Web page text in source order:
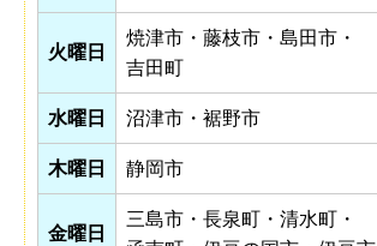
火曜日
焼津市・藤枝市・島田市・
吉田町
水曜日 沼津市・裾野市
木曜日 静岡市
金曜日
三島市・長泉町・清水町・